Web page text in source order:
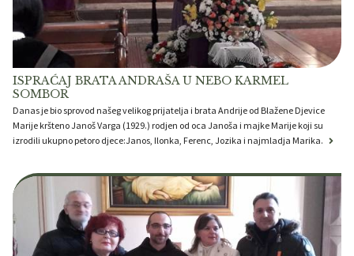
ISPRAĆAJ BRATA ANDRAŠA U NEBO KARMEL
SOMBOR
Danas je bio sprovod našeg velikog prijatelja i brata Andrije od Blažene Djevice
Marije kršteno Janoš Varga (1929.) rodjen od oca Janoša i majke Marije koji su
izrodili ukupno petoro djece:Janos, Ilonka, Ferenc, Jozika i najmladja Marika.